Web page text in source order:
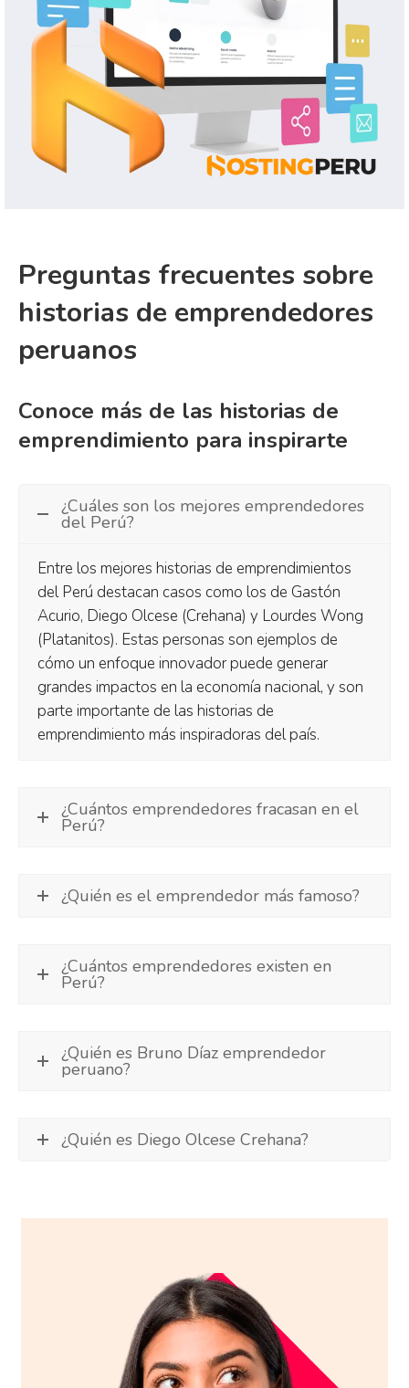
Preguntas frecuentes sobre
historias de emprendedores
peruanos
Conoce más de las historias de
emprendimiento para inspirarte
¿Cuáles son los mejores emprendedores
del Perú?
Entre los mejores historias de emprendimientos
del Perú destacan casos como los de Gastón
Acurio, Diego Olcese (Crehana) y Lourdes Wong
(Platanitos). Estas personas son ejemplos de
cómo un enfoque innovador puede generar
grandes impactos en la economía nacional, y son
parte importante de las historias de
emprendimiento más inspiradoras del país.
¿Cuántos emprendedores fracasan en el
Perú?
¿Quién es el emprendedor más famoso?
¿Cuántos emprendedores existen en
Perú?
¿Quién es Bruno Díaz emprendedor
peruano?
¿Quién es Diego Olcese Crehana?